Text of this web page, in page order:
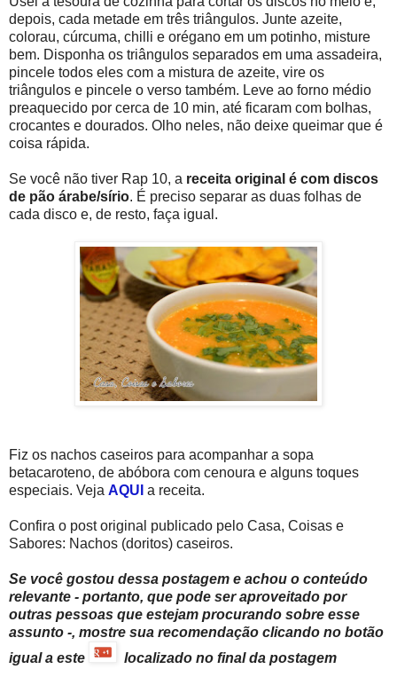
depois, cada metade em três triângulos. Junte azeite,
colorau, cúrcuma, chilli e orégano em um potinho, misture
bem. Disponha os triângulos separados em uma assadeira,
pincele todos eles com a mistura de azeite, vire os
triângulos e pincele o verso também. Leve ao forno médio
preaquecido por cerca de 10 min, até ficaram com bolhas,
crocantes e dourados. Olho neles, não deixe queimar que é
coisa rápida.
Se você não tiver Rap 10, a receita original é com discos
de pão árabe/sírio. É preciso separar as duas folhas de
cada disco e, de resto, faça igual.
Fiz os nachos caseiros para acompanhar a sopa
betacaroteno, de abóbora com cenoura e alguns toques
especiais. Veja AQUI a receita.
Confira o post original publicado pelo Casa, Coisas e
Sabores: Nachos (doritos) caseiros.
Se você gostou dessa postagem e achou o conteúdo
relevante - portanto, que pode ser aproveitado por
outras pessoas que estejam procurando sobre esse
assunto -, mostre sua recomendação clicando no botão
igual a este
localizado no final da postagem